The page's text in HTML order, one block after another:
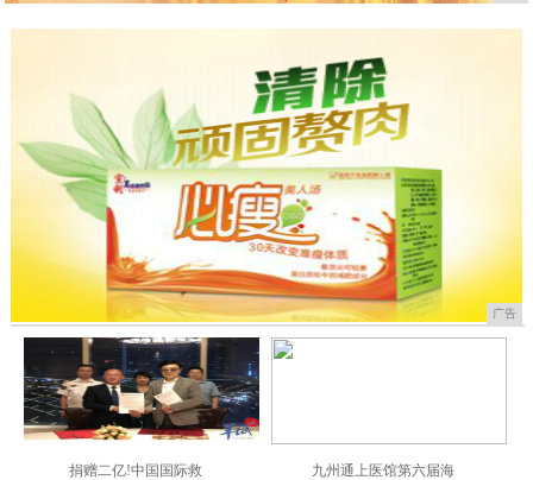
广告
捐赠二亿!中国国际救 九州通上医馆第六届海